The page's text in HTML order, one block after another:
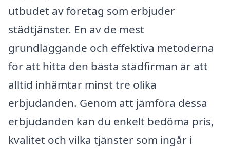
utbudet av företag som erbjuder
städtjänster. En av de mest
grundläggande och effektiva metoderna
för att hitta den bästa städfirman är att
alltid inhämtar minst tre olika
erbjudanden. Genom att jämföra dessa
erbjudanden kan du enkelt bedöma pris,
kvalitet och vilka tjänster som ingår i